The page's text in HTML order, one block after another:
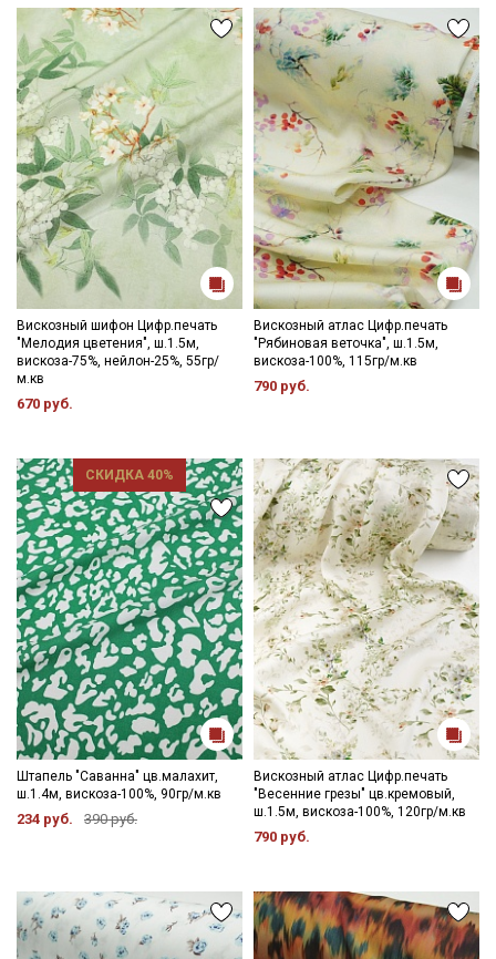
Вискозный шифон Цифр.печать
"Мелодия цветения", ш.1.5м,
вискоза-75%, нейлон-25%, 55гр/
м.кв
670 руб.
Вискозный атлас Цифр.печать
"Рябиновая веточка", ш.1.5м,
вискоза-100%, 115гр/м.кв
790 руб.
СКИДКА 40%
Штапель "Саванна" цв.малахит,
ш.1.4м, вискоза-100%, 90гр/м.кв
234 руб. 390 руб.
Вискозный атлас Цифр.печать
"Весенние грезы" цв.кремовый,
ш.1.5м, вискоза-100%, 120гр/м.кв
790 руб.